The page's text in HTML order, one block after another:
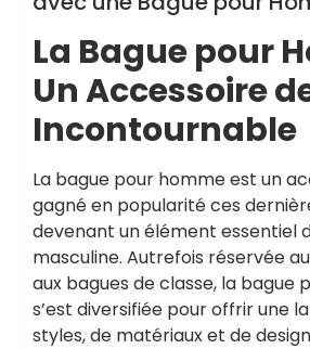
La Bague pour
Un Accessoire
Incontournable
La bague pour homme est un
gagné en popularité ces
devenant un élément essentiel
masculine. Autrefois réservée
aux bagues de classe, la bague
s’est diversifiée pour offrir une
styles, de matériaux et de